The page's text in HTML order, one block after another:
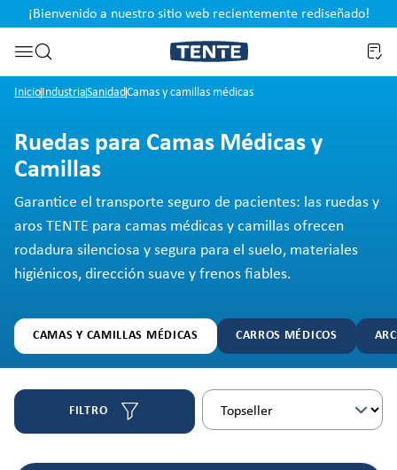
Saltar a la búsqueda
¡Bienvenido a nuestro sitio web recientemente rediseñado!
InicioIndustriaSanidadCamas y camillas médicas
Ruedas para Camas Médicas y
Camillas
Garantice el transporte seguro de pacientes: las ruedas y
aros TENTE para camas médicas y camillas ofrecen
rodadura silenciosa y segura para el suelo, materiales
higiénicos, dirección suave y frenos fiables.
CAMAS Y CAMILLAS MÉDICAS CARROS MÉDICOS
FILTRO